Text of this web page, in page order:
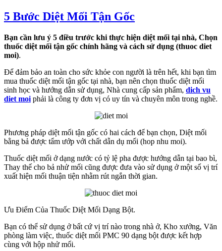
5 Bước Diệt Mối Tận Gốc
Bạn cần lưu ý 5 điều trước khi thực hiện diệt mối tại nhà, Chọn
thuốc diệt mối tận gốc chính hãng và cách sử dụng (thuoc diet
moi).
Để đảm bảo an toàn cho sức khỏe con người là trên hết, khi bạn tìm
mua thuốc diệt mối tận gốc tại nhà, bạn nên chọn thuốc diệt mối
sinh học và hướng dẫn sử dụng, Nhà cung cấp sản phẩm, dich vu
diet moi phải là công ty đơn vị có uy tín và chuyên môn trong nghề.
Phương pháp diệt mối tận gốc có hai cách để bạn chọn, Diệt mối
bằng bả được tẩm ướp với chất dẫn dụ mối (hop nhu moi).
Thuốc diệt mối ở dạng nước có tỷ lệ pha được hướng dẫn tại bao bì,
Thay thế cho bả nhử mối cũng được đưa vào sử dụng ở một số vị trí
xuất hiện mối thuận tiện nhằm rút ngắn thời gian.
Ưu Điểm Của Thuốc Diệt Mối Dạng Bột.
Bạn có thể sử dụng ở bất cứ vị trí nào trong nhà ở, Kho xưởng, Văn
phòng làm việc, thuốc diệt mối PMC 90 dạng bột được kết hợp
cùng với hộp nhử mối.